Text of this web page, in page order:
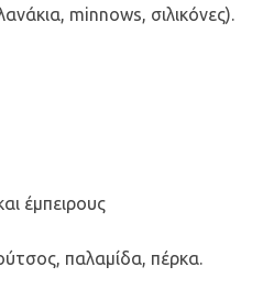
minnows, σιλικόνες).
έμπειρους
παλαμίδα, πέρκα.